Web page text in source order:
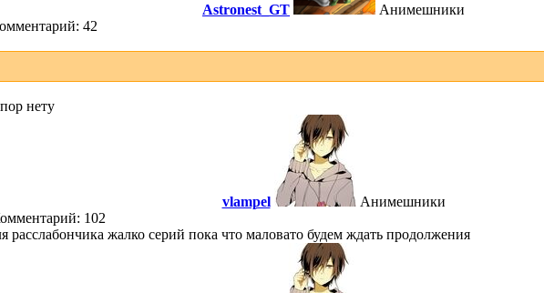
Astronest_GT
Анимешники
42
нету
vlampel
Анимешники
102
расслабончика жалко серий пока что маловато будем ждать продолжения